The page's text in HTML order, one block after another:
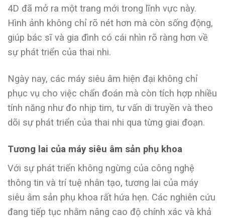
4D đã mở ra một trang mới trong lĩnh vực này.
Hình ảnh không chỉ rõ nét hơn mà còn sống động,
giúp bác sĩ và gia đình có cái nhìn rõ ràng hơn về
sự phát triển của thai nhi.
Ngày nay, các máy siêu âm hiện đại không chỉ
phục vụ cho việc chẩn đoán mà còn tích hợp nhiều
tính năng như đo nhịp tim, tư vấn di truyền và theo
dõi sự phát triển của thai nhi qua từng giai đoạn.
Tương lai của máy siêu âm sản phụ khoa
Với sự phát triển không ngừng của công nghệ
thông tin và trí tuệ nhân tạo, tương lai của máy
siêu âm sản phụ khoa rất hứa hẹn. Các nghiên cứu
đang tiếp tục nhằm nâng cao độ chính xác và khả